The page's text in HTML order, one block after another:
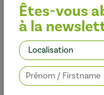
Optimiser
Nos adjuvants
herbicides, des
croissance, tout en
Êtes-vous
à la